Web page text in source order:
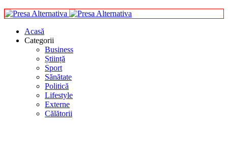
Acasă
Categorii
Business
Știință
Sport
Sănătate
Politică
Lifestyle
Externe
Călătorii